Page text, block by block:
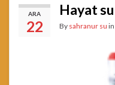
ARA
22
Hayat
By sahranur su in